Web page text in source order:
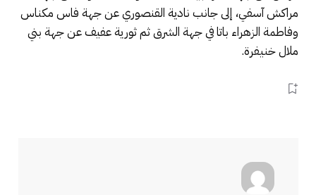
مراكش آسفي، إلى جانب نادية القنصوري عن جهة فاس مكناس
وفاطمة الزهراء باتا في جهة الشرق ثم ثورية عفيف عن جهة بني
ملال خنيفرة.